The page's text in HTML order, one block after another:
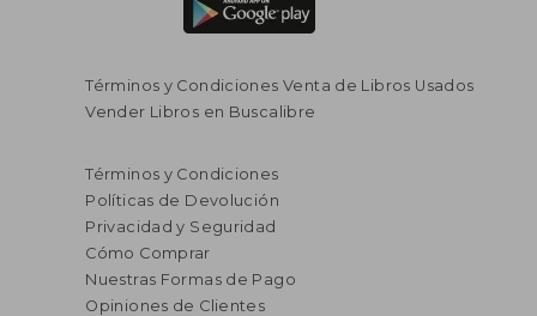
Términos y Condiciones Venta de Libros Usados
Vender Libros en Buscalibre
Términos y Condiciones
Políticas de Devolución
Privacidad y Seguridad
Cómo Comprar
Nuestras Formas de Pago
Opiniones de Clientes